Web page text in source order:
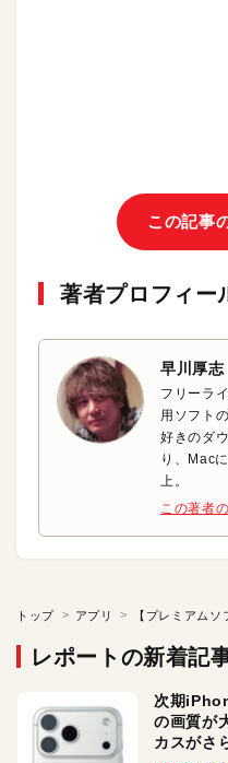
この記事
著者プロフィー
早川厚志
フリーラ
用ソフト
好きのダ
り、Mac
上。
この著者
トップ アプリ
レポートの新着記
次期
の画質が
カスがさ